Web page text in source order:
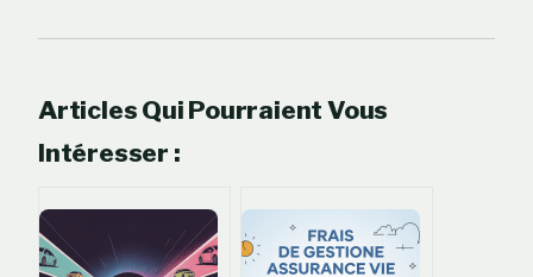
Articles Qui Pourraient Vous
Intéresser :